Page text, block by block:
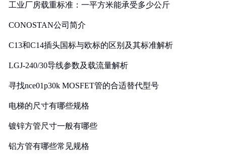
工业厂房载重标准：一平方米能承受多少公斤
CONOSTAN公司简介
C13和C14插头国标与欧标的区别及其标准解析
LGJ-240/30导线参数及载流量解析
寻找nce01p30k MOSFET管的合适替代型号
电梯的尺寸有哪些规格
镀锌方管尺寸一般有哪些
铝方管有哪些常见规格